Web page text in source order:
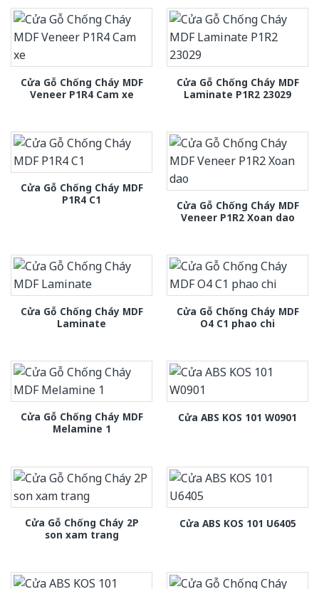
Cửa Gỗ Chống Cháy MDF
Veneer P1R4 Cam xe
Cửa Gỗ Chống Cháy MDF
Laminate P1R2 23029
Cửa Gỗ Chống Cháy MDF
P1R4 C1
Cửa Gỗ Chống Cháy MDF
Veneer P1R2 Xoan dao
Cửa Gỗ Chống Cháy MDF
Laminate
Cửa Gỗ Chống Cháy MDF
O4 C1 phao chi
Cửa Gỗ Chống Cháy MDF
Melamine 1
Cửa ABS KOS 101 W0901
Cửa Gỗ Chống Cháy 2P
son xam trang
Cửa ABS KOS 101 U6405